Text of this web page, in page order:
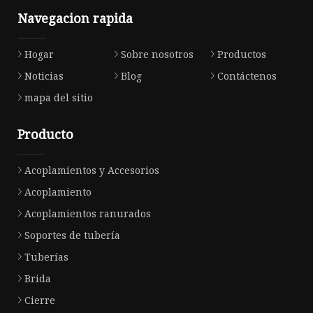
Navegacion rapida
Hogar Sobre nosotros
Productos
Noticias
Blog
Contáctenos
mapa del sitio
Producto
Acoplamientos y Accesorios
Acoplamiento
Acoplamientos ranurados
Soportes de tubería
Tuberías
Brida
Cierre